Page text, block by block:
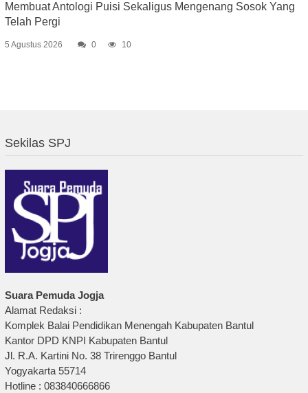
Membuat Antologi Puisi Sekaligus Mengenang Sosok Yang
Telah Pergi
5 Agustus 2026 0 10
Sekilas SPJ
Suara Pemuda Jogja
Alamat Redaksi :
Komplek Balai Pendidikan Menengah Kabupaten Bantul
Kantor DPD KNPI Kabupaten Bantul
Jl. R.A. Kartini No. 38 Trirenggo Bantul
Yogyakarta 55714
Hotline : 083840666866